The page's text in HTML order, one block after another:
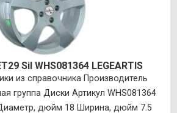
Sil WHS081364 LEGEARTIS
из справочника Производитель
группа Диски Артикул WHS081364
дюйм 18 Ширина, дюйм 7.5